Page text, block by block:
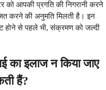
को आपकी प्रगति की निगरानी करने
करने की अनुमति मिलती है। इन
होने से पहले भी, संक्रमण को जल्दी
का इलाज न किया जाए
हैं?